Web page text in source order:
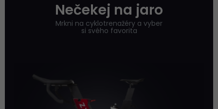
Nečekej na jaro
Mrkni na cyklotrenažéry a vyber
si svého favorita